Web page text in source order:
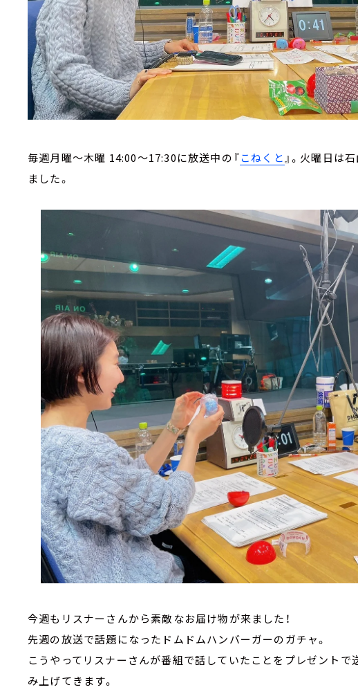
毎週月曜～木曜 14:00～17:30に放送中の『こねくと 』。火曜日は
ました。
今週もリスナーさんから素敵なお届け物が来ました！
先週の放送で話題になったドムドムハンバーガーのガチャ。
こうやってリスナーさんが番組で話していたことをプレゼントで
み上げてきます。